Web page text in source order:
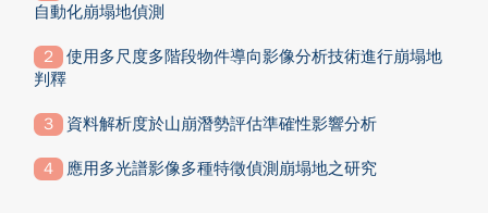
自動化崩塌地偵測
使用多尺度多階段物件導向影像分析技術進行崩塌地
判釋
資料解析度於山崩潛勢評估準確性影響分析
應用多光譜影像多種特徵偵測崩塌地之研究